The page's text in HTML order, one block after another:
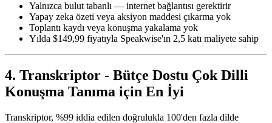
Yalnızca bulut tabanlı — internet bağlantısı gerektirir
Yapay zeka özeti veya aksiyon maddesi çıkarma yok
Toplantı kaydı veya konuşma yakalama yok
Yılda $149,99 fiyatıyla Speakwise'ın 2,5 katı maliyete sahip
4. Transkriptor - Bütçe Dostu Çok Dilli
Konuşma Tanıma için En İyi
Transkriptor, %99 iddia edilen doğrulukla 100'den fazla dilde